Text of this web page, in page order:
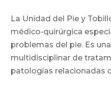
La Unidad del Pie y
médico-quirúrgica
problemas del pie. Es
multidisciplinar de
patologías relacionadas